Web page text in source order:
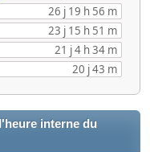
26 j 19 h 56 m
23 j 15 h 51 m
21 j 4 h 34 m
20 j 43 m
interne du